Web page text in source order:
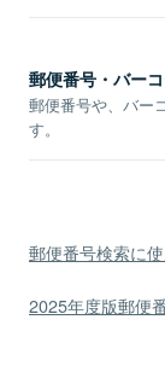
郵便番号・バー
郵便番号や、バー
す。
郵便番号検索に
2025年度版郵便